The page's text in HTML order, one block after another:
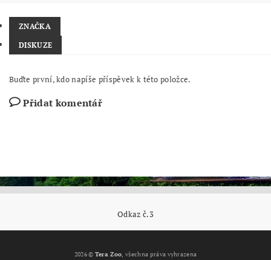
ZNAČKA
DISKUZE
Buďte první, kdo napíše příspěvek k této položce.
Přidat komentář
Odkaz č.3
2026 © Tera Zoo, všechna práva vyhrazena